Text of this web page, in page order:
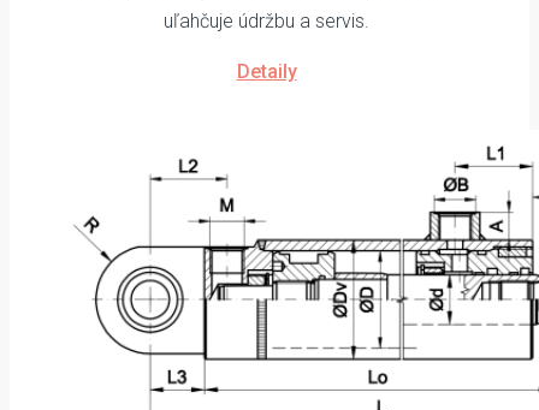
uľahčuje údržbu a servis.
Detaily